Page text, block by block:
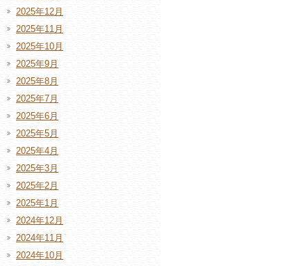
2025年12月
2025年11月
2025年10月
2025年9月
2025年8月
2025年7月
2025年6月
2025年5月
2025年4月
2025年3月
2025年2月
2025年1月
2024年12月
2024年11月
2024年10月